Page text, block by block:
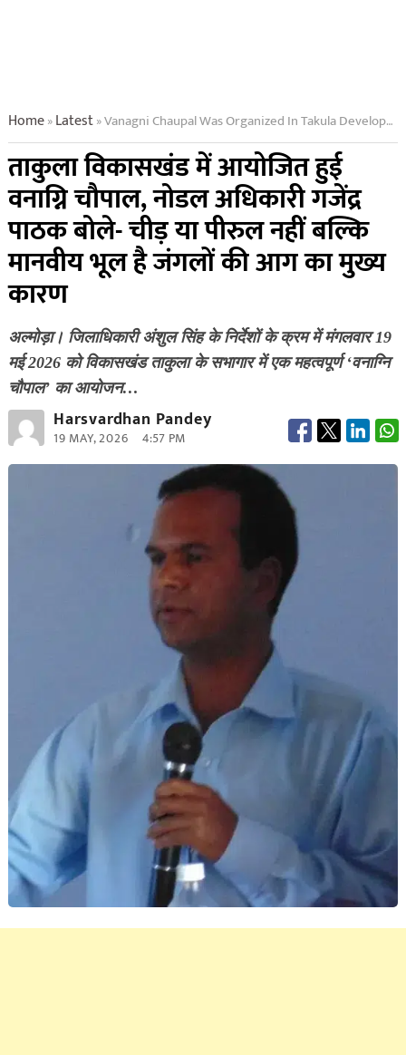
Home»Latest»Vanagni Chaupal Was Organized In Takula Development Block Nodal Officer Gajendra Pathak Said Not Pine Or Pirul But Human Error Is The Main Cause Of Forest Fire
ताकुला विकासखंड में आयोजित हुई
वनाग्नि चौपाल, नोडल अधिकारी गजेंद्र
पाठक बोले- चीड़ या पीरुल नहीं बल्कि
मानवीय भूल है जंगलों की आग का मुख्य
कारण
अल्मोड़ा। जिलाधिकारी अंशुल सिंह के निर्देशों के क्रम में मंगलवार 19
मई 2026 को विकासखंड ताकुला के सभागार में एक महत्वपूर्ण ‘वनाग्नि
चौपाल’ का आयोजन…
Harsvardhan Pandey
19 MAY, 2026 4:57 PM